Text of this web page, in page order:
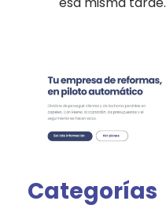
Categorías